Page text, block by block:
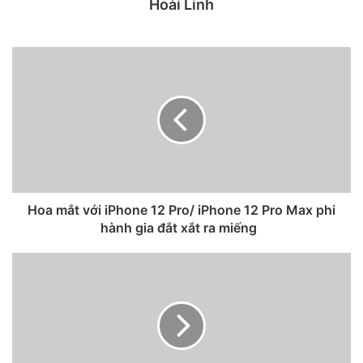
hơn. Huawei dẫn đầu với bộ nhớ trung bình 150GB.
Nhu cầu về dung lượng bộ nhớ trong của các dòng
Hoài Linh
Hoa mắt với iPhone 12 Pro/ iPhone 12 Pro Max phi
hành gia đắt xắt ra miếng